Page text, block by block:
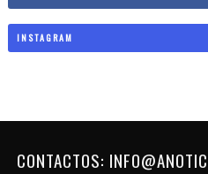
INSTAGRAM
CONTACTOS: